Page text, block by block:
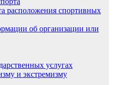
расположения спортивных
об организации или
услугах
и экстремизму